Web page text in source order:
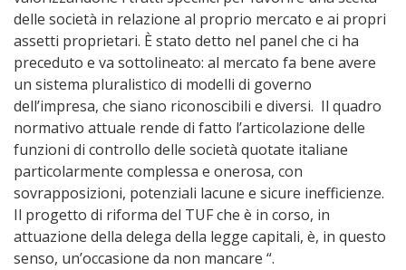
delle società in relazione al proprio mercato e ai propri
assetti proprietari. È stato detto nel panel che ci ha
preceduto e va sottolineato: al mercato fa bene avere
un sistema pluralistico di modelli di governo
dell’impresa, che siano riconoscibili e diversi. Il quadro
normativo attuale rende di fatto l’articolazione delle
funzioni di controllo delle società quotate italiane
particolarmente complessa e onerosa, con
sovrapposizioni, potenziali lacune e sicure inefficienze.
Il progetto di riforma del TUF che è in corso, in
attuazione della delega della legge capitali, è, in questo
senso, un’occasione da non mancare “.